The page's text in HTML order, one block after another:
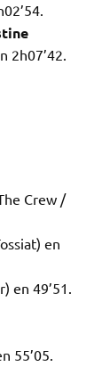
2h07’42.
Crew /
en
en 49’51.
55’05.